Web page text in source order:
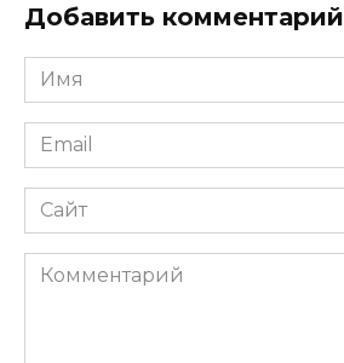
Добавить комментарий
Имя
*
Email
*
Сайт
Комментарий